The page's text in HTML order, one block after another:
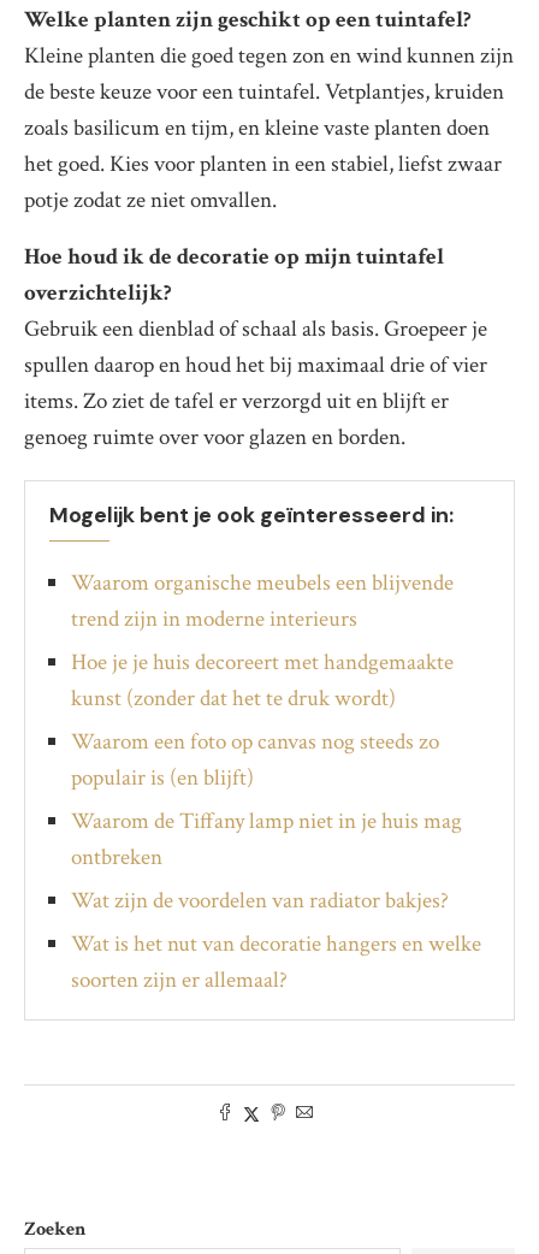
Welke planten zijn geschikt op een tuintafel?
Kleine planten die goed tegen zon en wind kunnen zijn
de beste keuze voor een tuintafel. Vetplantjes, kruiden
zoals basilicum en tijm, en kleine vaste planten doen
het goed. Kies voor planten in een stabiel, liefst zwaar
potje zodat ze niet omvallen.
Hoe houd ik de decoratie op mijn tuintafel
overzichtelijk?
Gebruik een dienblad of schaal als basis. Groepeer je
spullen daarop en houd het bij maximaal drie of vier
items. Zo ziet de tafel er verzorgd uit en blijft er
genoeg ruimte over voor glazen en borden.
Mogelijk bent je ook geïnteresseerd in:
Waarom organische meubels een blijvende
trend zijn in moderne interieurs
Hoe je je huis decoreert met handgemaakte
kunst (zonder dat het te druk wordt)
Waarom een foto op canvas nog steeds zo
populair is (en blijft)
Waarom de Tiffany lamp niet in je huis mag
ontbreken
Wat zijn de voordelen van radiator bakjes?
Wat is het nut van decoratie hangers en welke
soorten zijn er allemaal?
Zoeken